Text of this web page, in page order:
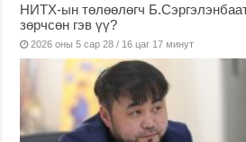
НИТХ-ын төлөөлөгч
зөрчсөн гэв үү?
2026 оны 5 сар 28 / 16 цаг 17 минут